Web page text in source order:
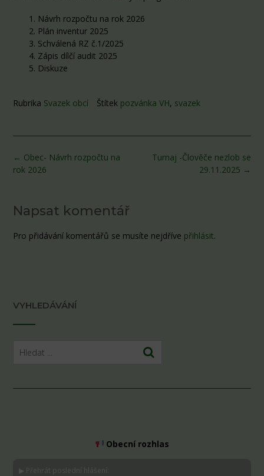
Návrh rozpočtu na rok 2026
Plán inventur 2025
Schválená RZ č.1/2025
Zápis dílčí audit 2025
Diskuze
Rubrika Svazek obcí Štítek pozvánka VH, svazek
Post
navigation
Turnaj -Člověče nezlob se
29.11.2025 →
← Obec- Návrh rozpočtu na
rok 2026
Napsat komentář
Pro přidávání komentářů se musíte nejdříve přihlásit.
VYHLEDÁVÁNÍ
Obecní rozhlas
▶ Přehrát poslední hlášení: